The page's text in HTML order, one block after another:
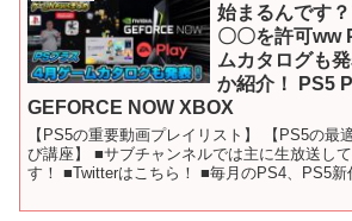
始まるんです
〇〇を許可ww
ムカタログも
か紹介！ PS5
GEFORCE NOW XBOX
【PS5の重要動画プレイリスト】 【PS5の最
び講座】 ■サブチャンネルでは主に生放送し
す！ ■Twitterはこちら！ ■毎月のPS4、PS5新